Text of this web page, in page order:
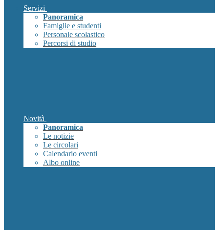
Servizi
Panoramica
Famiglie e studenti
Personale scolastico
Percorsi di studio
Novità
Panoramica
Le notizie
Le circolari
Calendario eventi
Albo online